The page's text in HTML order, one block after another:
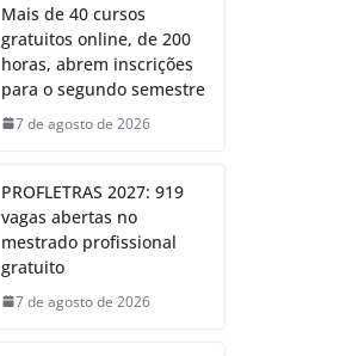
Mais de 40 cursos
gratuitos online, de 200
horas, abrem inscrições
para o segundo semestre
7 de agosto de 2026
PROFLETRAS 2027: 919
vagas abertas no
mestrado profissional
gratuito
7 de agosto de 2026